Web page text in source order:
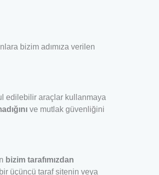
bizim adımıza verilen
edilebilir araçlar kullanmaya
ve mutlak güvenliğini
bizim tarafımızdan
üçüncü taraf sitenin veya